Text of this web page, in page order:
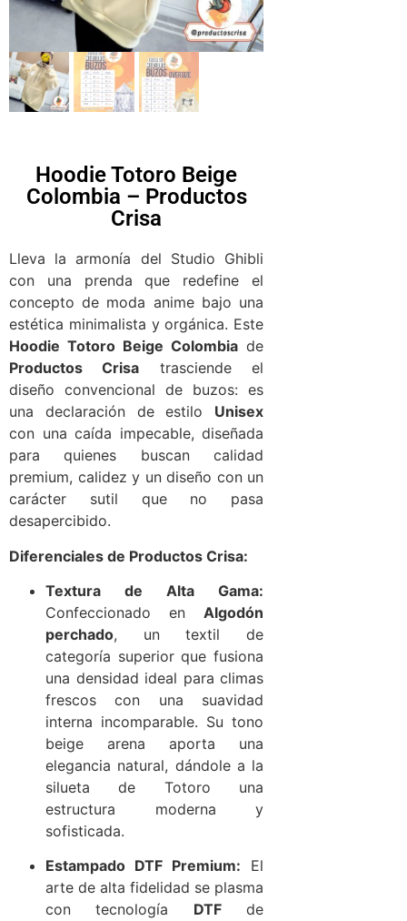
Hoodie Totoro Beige
Colombia – Productos
Crisa
Lleva la armonía del Studio Ghibli
con una prenda que redefine el
concepto de moda anime bajo una
estética minimalista y orgánica. Este
Hoodie Totoro Beige Colombia de
Productos Crisa trasciende el
diseño convencional de buzos: es
una declaración de estilo Unisex
con una caída impecable, diseñada
para quienes buscan calidad
premium, calidez y un diseño con un
carácter sutil que no pasa
desapercibido.
Diferenciales de Productos Crisa:
Textura de Alta Gama:
Confeccionado en Algodón
perchado, un textil de
categoría superior que fusiona
una densidad ideal para climas
frescos con una suavidad
interna incomparable. Su tono
beige arena aporta una
elegancia natural, dándole a la
silueta de Totoro una
estructura moderna y
sofisticada.
Estampado DTF Premium: El
arte de alta fidelidad se plasma
con tecnología DTFde